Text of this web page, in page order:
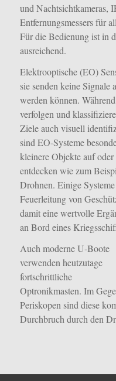
und Nachtsichtkameras,
Entfernungsmessers für
Für die Bedienung ist in
ausreichend.
Elektrooptische (EO)
sie senden keine Signale
werden können.
verfolgen und
Ziele auch visuell
sind EO-Systeme
kleinere Objekte auf
entdecken wie zum
Drohnen. Einige
Feuerleitung von
damit eine wertvolle
an Bord eines
Auch moderne U-Boote
verwenden heutzutage
fortschrittliche
Optronikmasten. Im
Periskopen sind diese
Durchbruch durch den